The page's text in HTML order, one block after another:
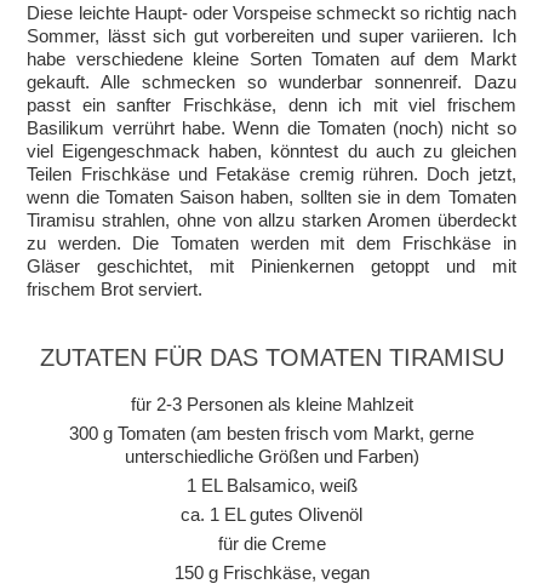
Diese leichte Haupt- oder Vorspeise schmeckt so richtig nach
Sommer, lässt sich gut vorbereiten und super variieren. Ich
habe verschiedene kleine Sorten Tomaten auf dem Markt
gekauft. Alle schmecken so wunderbar sonnenreif. Dazu
passt ein sanfter Frischkäse, denn ich mit viel frischem
Basilikum verrührt habe. Wenn die Tomaten (noch) nicht so
viel Eigengeschmack haben, könntest du auch zu gleichen
Teilen Frischkäse und Fetakäse cremig rühren. Doch jetzt,
wenn die Tomaten Saison haben, sollten sie in dem Tomaten
Tiramisu strahlen, ohne von allzu starken Aromen überdeckt
zu werden. Die Tomaten werden mit dem Frischkäse in
Gläser geschichtet, mit Pinienkernen getoppt und mit
frischem Brot serviert.
ZUTATEN FÜR DAS TOMATEN TIRAMISU
für 2-3 Personen als kleine Mahlzeit
300 g Tomaten (am besten frisch vom Markt, gerne
unterschiedliche Größen und Farben)
1 EL Balsamico, weiß
ca. 1 EL gutes Olivenöl
für die Creme
150 g Frischkäse, vegan